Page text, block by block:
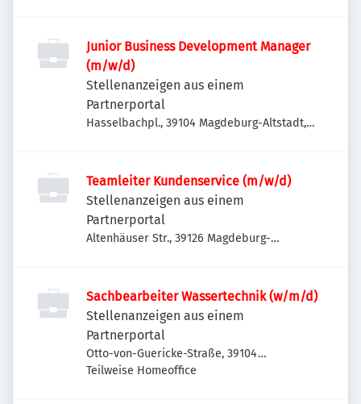
Junior Business Development Manager
(m/w/d)
Stellenanzeigen aus einem
Partnerportal
Hasselbachpl., 39104 Magdeburg-Altstadt,
Teamleiter Kundenservice (m/w/d)
Stellenanzeigen aus einem
Partnerportal
Altenhäuser Str., 39126 Magdeburg-
Sachbearbeiter Wassertechnik (w/m/d)
Stellenanzeigen aus einem
Partnerportal
Otto-von-Guericke-Straße, 39104
Magdeburg-Altstadt, Deutschland
Teilweise Homeoffice